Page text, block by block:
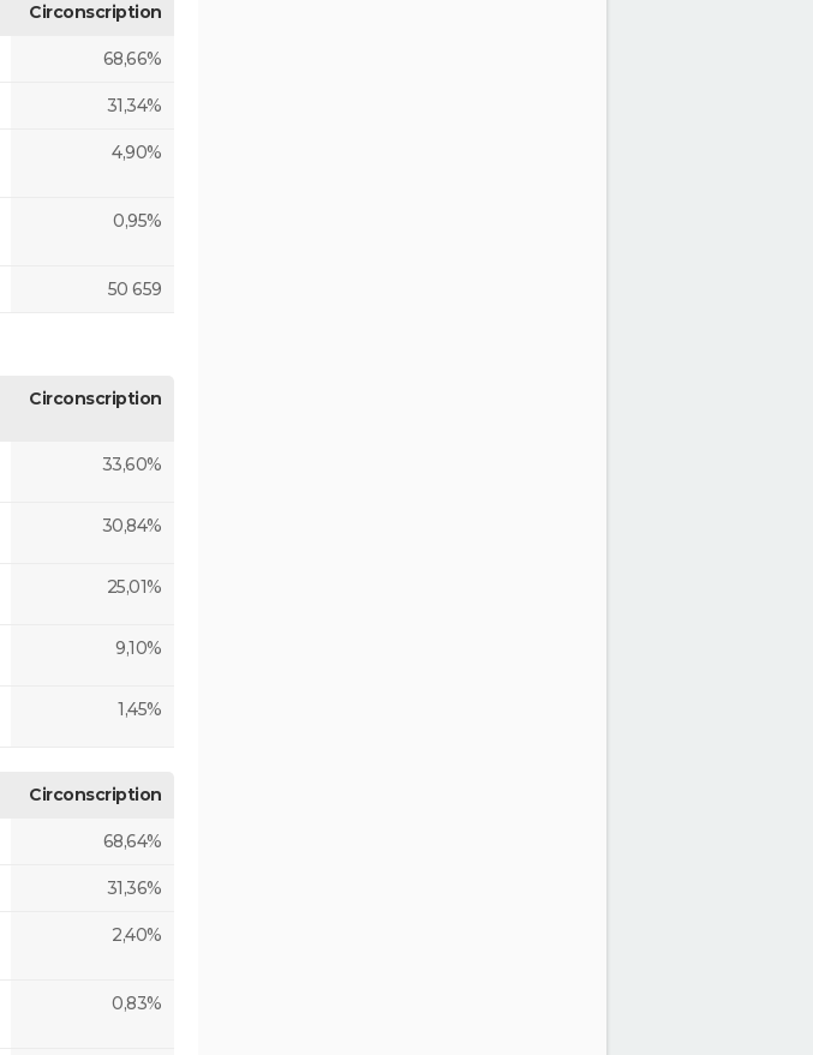
Circonscription
68,66%
31,34%
4,90%
0,95%
50 659
Circonscription
33,60%
30,84%
25,01%
9,10%
1,45%
Circonscription
68,64%
31,36%
2,40%
0,83%